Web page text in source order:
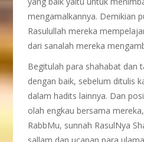
mengamalkannya. Demikian
Rasulullah mereka
dari sanalah mereka
Begitulah para shahabat dan
dengan baik, sebelum ditulis
dalam hadits lainnya. Dan
olah engkau bersama
RabbMu, sunnah RasulNya